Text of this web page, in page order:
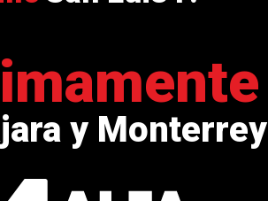
y Monterrey